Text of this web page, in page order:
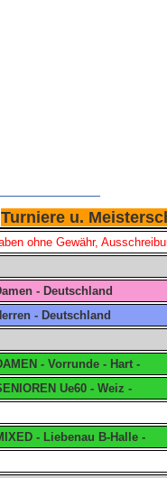
Turniere u.
ohne Gewähr,
- Deutschland
- Deutschland
- Vorrunde - Hart -
Ue60 - Weiz -
- Liebenau B-Halle -